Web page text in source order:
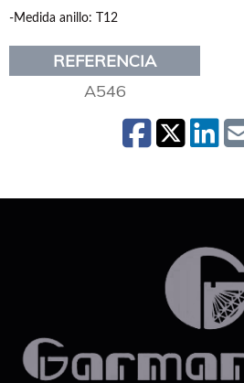
-Medida anillo: T12
REFERENCIA
A546